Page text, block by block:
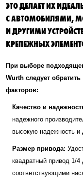
ЭТО ДЕЛАЕТ ИХ
С АВТОМОБИЛЯМИ,
И ДРУГИМИ
КРЕПЕЖНЫХ
При выборе
Wurth следует
факторов:
Качество и
надежного
высокую надежность и
Размер привода:
квадратный привод 1/
соответствующими